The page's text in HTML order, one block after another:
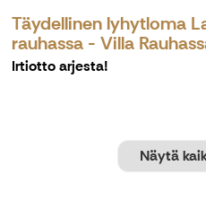
Täydellinen lyhytloma
rauhassa - Villa
Irtiotto arjesta!
Näytä